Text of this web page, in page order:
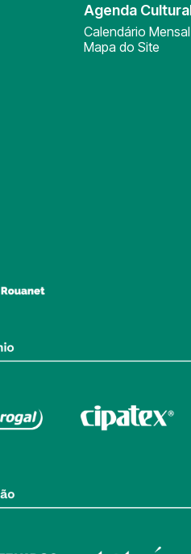
Agenda
Calendário Mensal
Mapa do Site